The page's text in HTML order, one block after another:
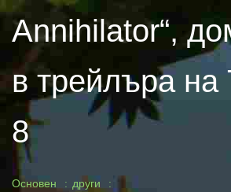
Annihilator“,
в трейлъра на
8
Основен
други